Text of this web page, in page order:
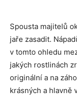
Spousta majitelů
jaře zasadit.
v tomto ohledu
jakých rostlinách
originální a na
krásných a hlavně